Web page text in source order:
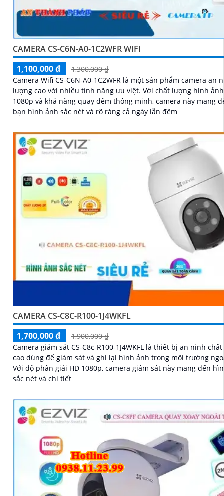
CAMERA CS-C6N-A0-1C2WFR WIFI
1,100,000 ₫
1,300,000 ₫
Camera Wifi CS-C6N-A0-1C2WFR là một sản phẩm camera an
lượng cao với nhiều tính năng ưu việt. Với chất lượng hình ảnh Full HD
1080p và khả năng quay đêm thông minh, camera này mang
bạn hình ảnh sắc nét và rõ ràng cả ngày lẫn đêm
CAMERA CS-C8C-R100-1J4WKFL
1,700,000 ₫
1,900,000 ₫
Camera giám sát CS-C8c-R100-1J4WKFL là thiết bị an ninh
cao dùng để giám sát và ghi lại hình ảnh trong môi trường
Với độ phân giải HD 1080p, camera giám sát này mang đến
sắc nét và chi tiết